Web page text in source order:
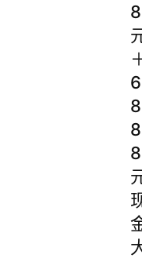
8
6
8
8
8